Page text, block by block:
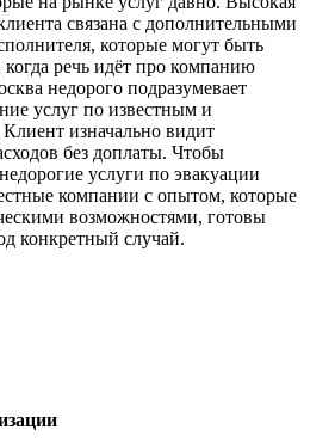
связана с дополнительными
которые могут быть
речь идёт про компанию
недорого подразумевает
услуг по известным и
изначально видит
без доплаты. Чтобы
услуги по эвакуации
компании с опытом, которые
возможностями, готовы
конкретный случай.